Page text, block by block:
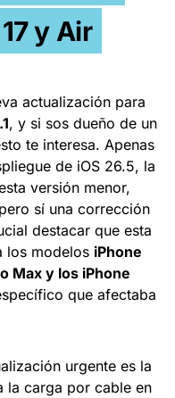
y Air
actualización para
, y si sos dueño de un
te interesa. Apenas
de iOS 26.5, la
versión menor,
sí una corrección
destacar que esta
los modelos iPhone
Max y los iPhone
que afectaba
urgente es la
la carga por cable en